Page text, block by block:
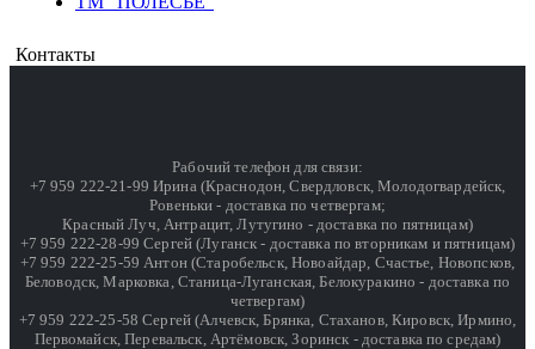
Контакты
Рабочий телефон для связи:
+7 959 222-21-99 Ирина (Краснодон, Свердловск, Молодогвардейск,
Ровеньки - доставка по четвергам;
Красный Луч, Антрацит, Лутугино - доставка по пятницам)
+7 959 222-28-99 Сергей (Луганск - доставка по вторникам и пятницам)
+7 959 222-25-59 Антон (Старобельск, Новоайдар, Счастье, Новопсков,
Беловодск, Марковка, Станица-Луганская, Белокуракино - доставка по
четвергам)
+7 959 222-25-58 Сергей (Алчевск, Брянка, Стаханов, Кировск, Ирмино,
Первомайск, Перевальск, Артёмовск, Зоринск - доставка по средам)